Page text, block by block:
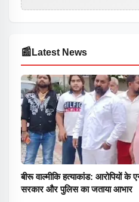
📰 Latest News
बीरू वाल्मीकि हत्याकांड: आरोपियों
सरकार और पुलिस का जताया आभार